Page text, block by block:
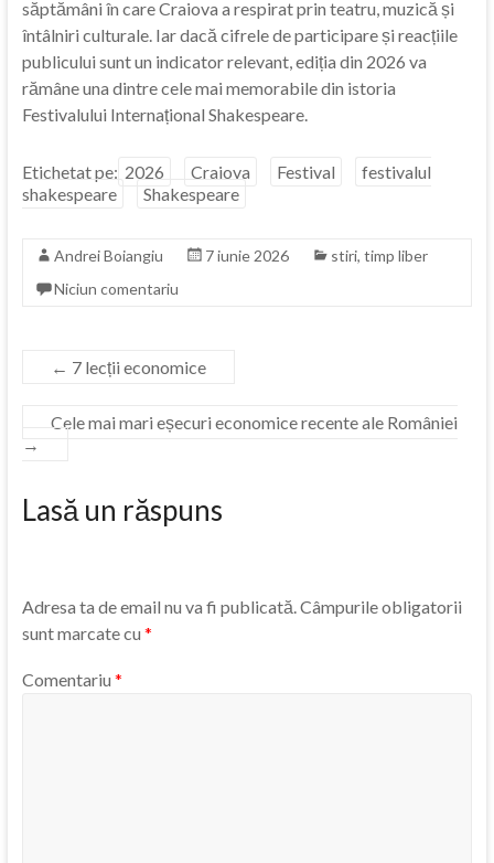
săptămâni în care Craiova a respirat prin teatru, muzică și
întâlniri culturale. Iar dacă cifrele de participare și reacțiile
publicului sunt un indicator relevant, ediția din 2026 va
rămâne una dintre cele mai memorabile din istoria
Festivalului Internațional Shakespeare.
Etichetat pe: 2026 Craiova Festival
festivalul
shakespeare
Shakespeare
Andrei Boiangiu 7 iunie 2026 stiri, timp liber
Niciun comentariu
← 7 lecții economice
Cele mai mari eșecuri economice recente ale României
→
Lasă un răspuns
Adresa ta de email nu va fi publicată.Câmpurile obligatorii
sunt marcate cu *
Comentariu *